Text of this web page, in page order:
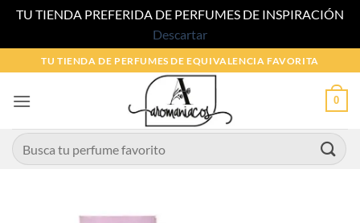
TU TIENDA PREFERIDA DE PERFUMES DE INSPIRACIÓN
Descartar
al
contenido
TU TIENDA DE PERFUMES DE EQUIVALENCIA FAVORITA
0
Buscar
por: